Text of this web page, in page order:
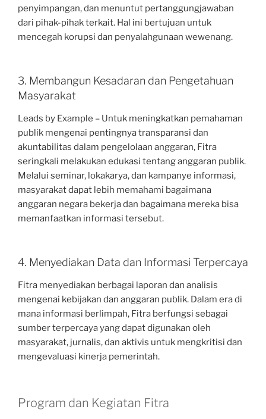
penyimpangan, dan menuntut pertanggungjawaban
dari pihak-pihak terkait. Hal ini bertujuan untuk
mencegah korupsi dan penyalahgunaan wewenang.
3. Membangun Kesadaran dan Pengetahuan
Masyarakat
Leads by Example – Untuk meningkatkan pemahaman
publik mengenai pentingnya transparansi dan
akuntabilitas dalam pengelolaan anggaran, Fitra
seringkali melakukan edukasi tentang anggaran publik.
Melalui seminar, lokakarya, dan kampanye informasi,
masyarakat dapat lebih memahami bagaimana
anggaran negara bekerja dan bagaimana mereka bisa
memanfaatkan informasi tersebut.
4. Menyediakan Data dan Informasi Terpercaya
Fitra menyediakan berbagai laporan dan analisis
mengenai kebijakan dan anggaran publik. Dalam era di
mana informasi berlimpah, Fitra berfungsi sebagai
sumber terpercaya yang dapat digunakan oleh
masyarakat, jurnalis, dan aktivis untuk mengkritisi dan
mengevaluasi kinerja pemerintah.
Program dan Kegiatan Fitra